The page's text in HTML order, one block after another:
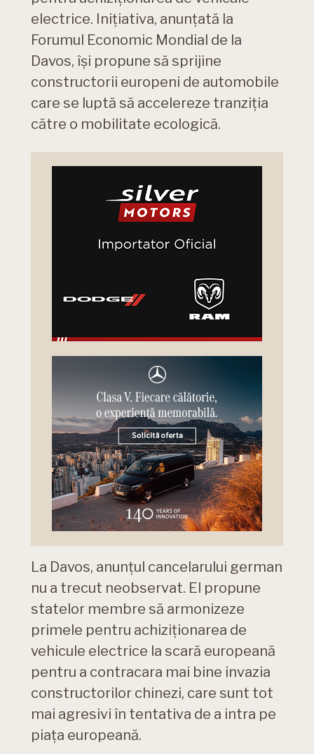
electrice. Inițiativa, anunțată la
Forumul Economic Mondial de la
Davos, își propune să sprijine
constructorii europeni de automobile
care se luptă să accelereze tranziția
către o mobilitate ecologică.
La Davos, anunțul cancelarului german
nu a trecut neobservat. El propune
statelor membre să armonizeze
primele pentru achiziționarea de
vehicule electrice la scară europeană
pentru a contracara mai bine invazia
constructorilor chinezi, care sunt tot
mai agresivi în tentativa de a intra pe
piața europeană.